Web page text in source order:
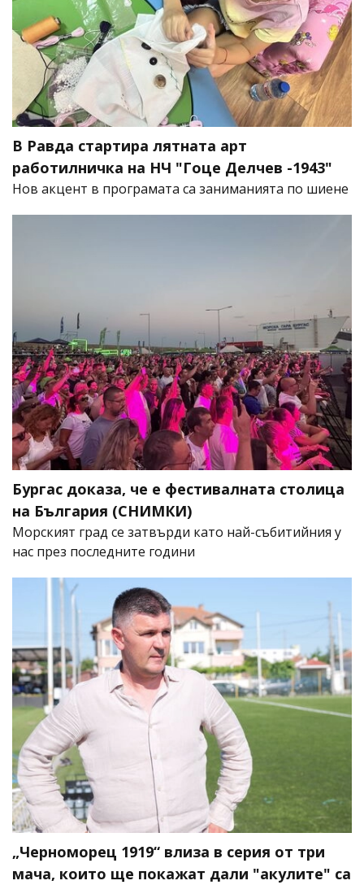
В Равда стартира лятната арт
работилничка на НЧ "Гоце Делчев -1943"
Нов акцент в програмата са заниманията по шиене
Бургас доказа, че е фестивалната столица
на България (СНИМКИ)
Морският град се затвърди като най-събитийния у
нас през последните години
„Черноморец 1919“ влиза в серия от три
мача, които ще покажат дали "акулите" са